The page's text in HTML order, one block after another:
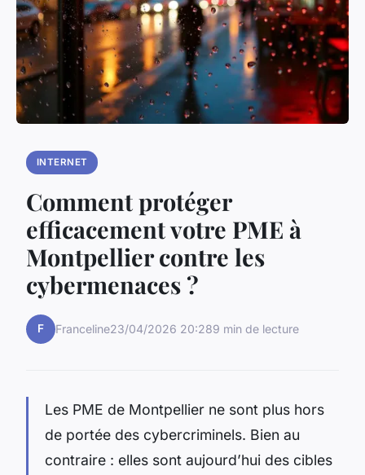
INTERNET
Comment protéger
efficacement votre PME à
Montpellier contre les
cybermenaces ?
F Franceline23/04/2026 20:289 min de lecture
Les PME de Montpellier ne sont plus hors
de portée des cybercriminels. Bien au
contraire : elles sont aujourd’hui des cibles